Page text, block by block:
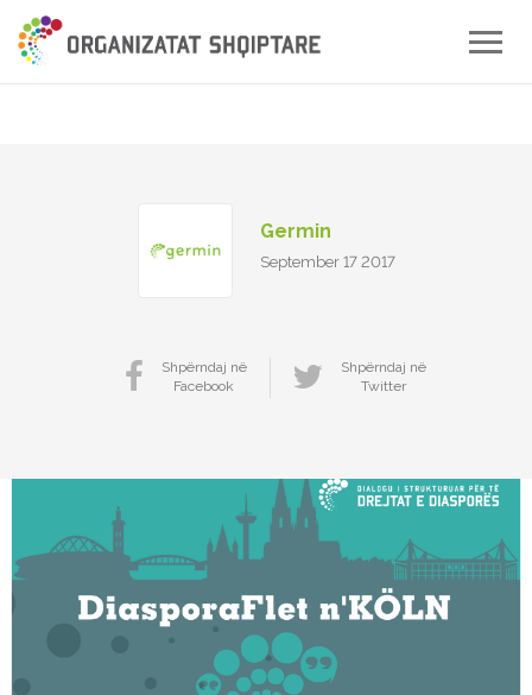
Toggle
Germin
September 17 2017
Shpërndaj në
Facebook
Shpërndaj në
Twitter